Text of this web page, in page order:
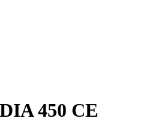
450 CE